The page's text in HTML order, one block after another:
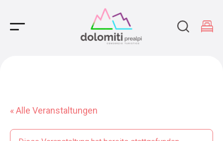
Main Navigation
« Alle Veranstaltungen